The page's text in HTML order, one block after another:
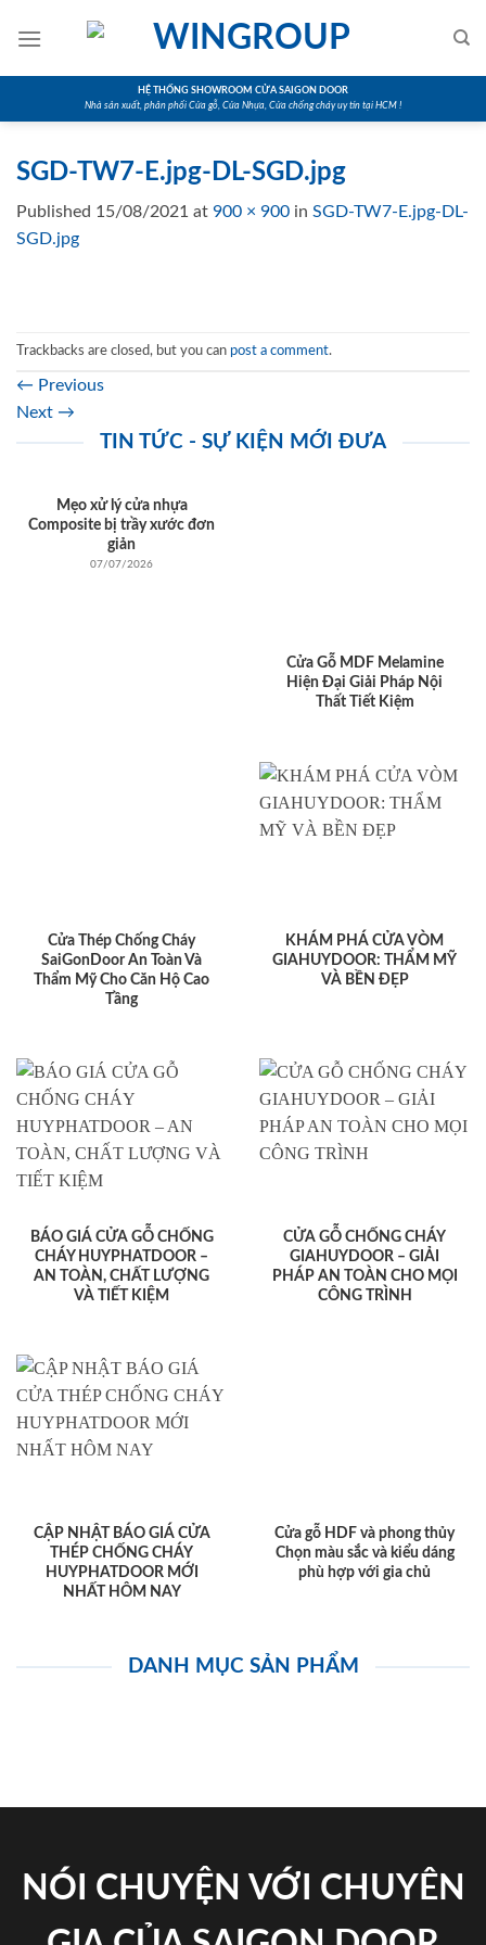
HỆ THỐNG SHOWROOM CỬA SAIGON DOOR
Nhà sản xuất, phân phối Cửa gỗ, Cửa Nhựa, Cửa chống cháy uy tín tại HCM !
SGD-TW7-E.jpg-DL-SGD.jpg
Published 15/08/2021 at 900 × 900 in SGD-TW7-E.jpg-DL-
SGD.jpg
Trackbacks are closed, but you can post a comment.
← Previous
Next →
TIN TỨC - SỰ KIỆN MỚI ĐƯA
Mẹo xử lý cửa nhựa
Composite bị trầy xước đơn
giản
07/07/2026
Cửa Gỗ MDF Melamine
Hiện Đại Giải Pháp Nội
Thất Tiết Kiệm
Cửa Thép Chống Cháy
SaiGonDoor An Toàn Và
Thẩm Mỹ Cho Căn Hộ Cao
Tầng
KHÁM PHÁ CỬA VÒM
GIAHUYDOOR: THẨM MỸ
VÀ BỀN ĐẸP
BÁO GIÁ CỬA GỖ CHỐNG
CHÁY HUYPHATDOOR –
AN TOÀN, CHẤT LƯỢNG
VÀ TIẾT KIỆM
CỬA GỖ CHỐNG CHÁY
GIAHUYDOOR – GIẢI
PHÁP AN TOÀN CHO MỌI
CÔNG TRÌNH
CẬP NHẬT BÁO GIÁ CỬA
THÉP CHỐNG CHÁY
HUYPHATDOOR MỚI
NHẤT HÔM NAY
Cửa gỗ HDF và phong thủy
Chọn màu sắc và kiểu dáng
phù hợp với gia chủ
DANH MỤC SẢN PHẨM
NÓI CHUYỆN VỚI CHUYÊN